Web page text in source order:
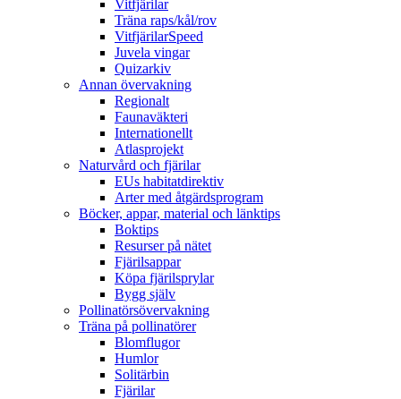
Vitfjärilar
Träna raps/kål/rov
VitfjärilarSpeed
Juvela vingar
Quizarkiv
Annan övervakning
Regionalt
Faunaväkteri
Internationellt
Atlasprojekt
Naturvård och fjärilar
EUs habitatdirektiv
Arter med åtgärdsprogram
Böcker, appar, material och länktips
Boktips
Resurser på nätet
Fjärilsappar
Köpa fjärilsprylar
Bygg själv
Pollinatörsövervakning
Träna på pollinatörer
Blomflugor
Humlor
Solitärbin
Fjärilar